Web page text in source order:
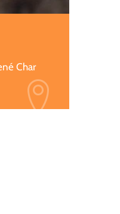
Char